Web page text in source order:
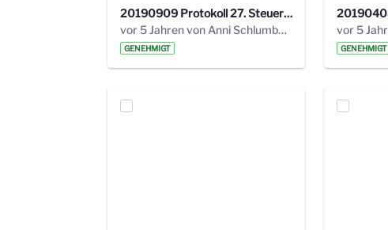
20190909 Protokoll 27. Steuerungskreis.pdf
vor 5 Jahren von Anni Schlumberger
GENEHMIGT GENEHMIGT